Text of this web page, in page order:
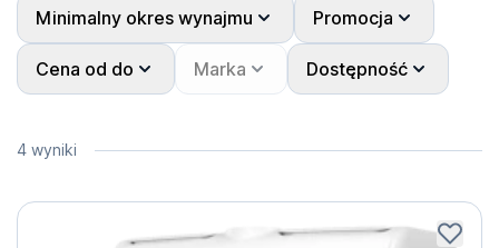
Minimalny okres wynajmu Promocja
Cena od do Marka Dostępność
4 wyniki